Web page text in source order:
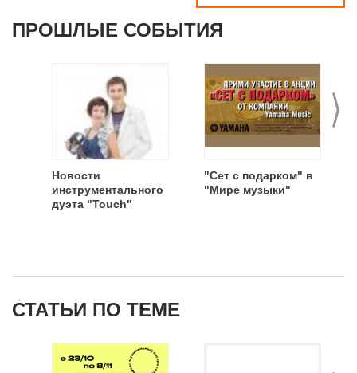
ПРОШЛЫЕ СОБЫТИЯ
>
Новости
инструментального
дуэта "Touch"
"Cет с подарком" в
"Мире музыки"
СТАТЬИ ПО ТЕМЕ